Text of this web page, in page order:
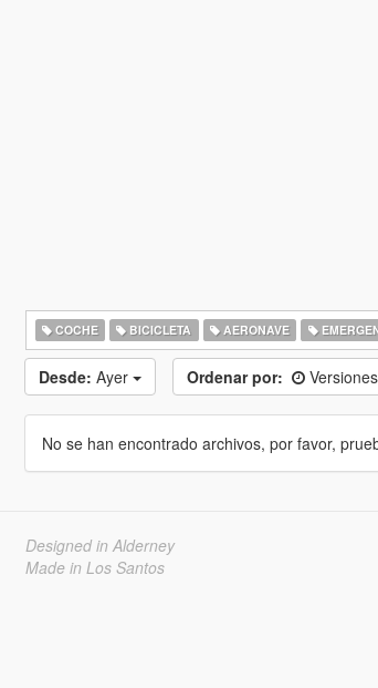
COCHE BICICLETA AERONAVE
Desde: Ayer Ordenar por:
No se han encontrado archivos, por favor,
Designed in Alderney
Made in Los Santos